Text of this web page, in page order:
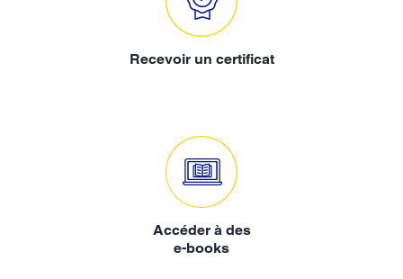
Recevoir un certificat
Accéder à des
e-books